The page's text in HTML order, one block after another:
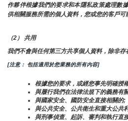
作夥伴根據我們的要求和本隱私政策處理數
供相關服務所需的個人資料，您或您的客戶可
（2） 共用
我們不會與任何第三方共享個人資料，除非存
[注意： 包括適用於您業務的所有內容]
根據您的要求，或經您事先明確授
與履行我們在法律法規下的義務有
與國家安全、國防安全直接相關的;
與公共安全、公共衛生和重大公共
與刑事偵查、起訴、審判和執行直